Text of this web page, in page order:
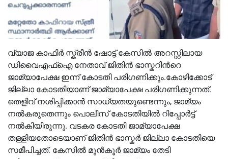
വ്യാജ കാഫിർ സ്ക്രീൻ ഷോട്ട് കേസില്‍ അറസ്റ്റിലായ
ഡിവൈഎഫ്‌ഐ നേതാവ് ജിതിൻ ഭാസ്കറിന്‍റെ
ജാമ്യാപേക്ഷ ഇന്ന് കോടതി പരിഗണിക്കും.കോഴിക്കോട്
ജില്ലാ കോടതിയാണ് ജാമ്യാപേക്ഷ പരിഗണിക്കുന്നത്.
തെളിവ് നശിപ്പിക്കാൻ സാധ്യതയുണ്ടെന്നും, ജാമ്യം
നല്‍കരുതെന്നും പൊലീസ് കോടതിയില്‍ റിപ്പോർട്ട്
നല്‍കിയിരുന്നു. വടകര കോടതി ജാമ്യാപേക്ഷ
തള്ളിയതോടെയാണ് ജിതിൻ ഭാസ്കർ ജില്ലാ കോടതിയെ
സമീപിച്ചത്. കേസില്‍ മുൻകൂർ ജാമ്യം തേടി